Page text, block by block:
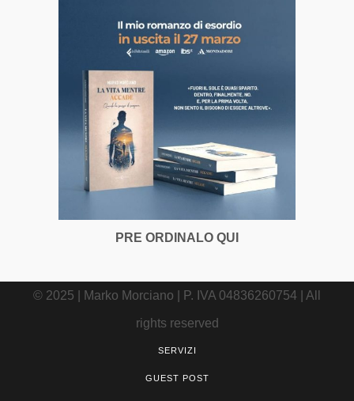
PRE ORDINALO QUI
© 2025 | Marko Morciano | P. IVA 04836260754 | All
rights reserved
SERVIZI
GUEST POST